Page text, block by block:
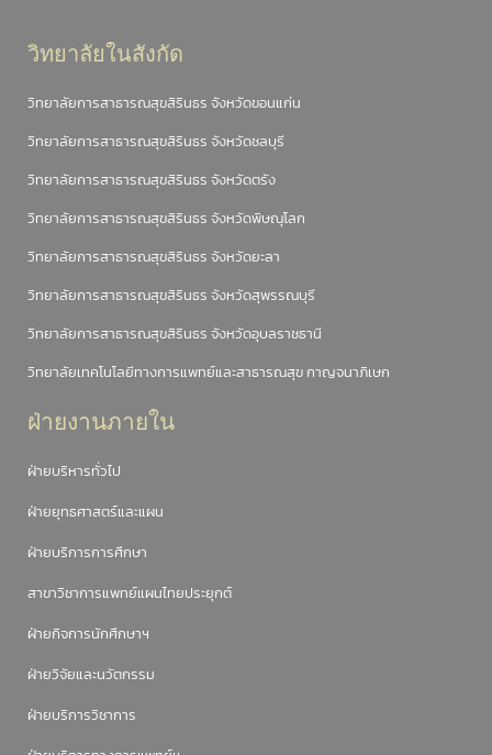
วิทยาลัยในสังกัด
วิทยาลัยการสาธารณสุขสิรินธร จังหวัดขอนแก่น
วิทยาลัยการสาธารณสุขสิรินธร จังหวัดชลบุรี
วิทยาลัยการสาธารณสุขสิรินธร จังหวัดตรัง
วิทยาลัยการสาธารณสุขสิรินธร จังหวัดพิษณุโลก
วิทยาลัยการสาธารณสุขสิรินธร จังหวัดยะลา
วิทยาลัยการสาธารณสุขสิรินธร จังหวัดสุพรรณบุรี
วิทยาลัยการสาธารณสุขสิรินธร จังหวัดอุบลราชธานี
วิทยาลัยเทคโนโลยีทางการแพทย์และสาธารณสุข กาญจนาภิเษก
ฝ่ายงานภายใน
ฝ่ายบริหารทั่วไป
ฝ่ายยุทธศาสตร์และแผน
ฝ่ายบริการการศึกษา
สาขาวิชาการแพทย์แผนไทยประยุกต์
ฝ่ายกิจการนักศึกษาฯ
ฝ่ายวิจัยและนวัตกรรม
ฝ่ายบริการวิชาการ